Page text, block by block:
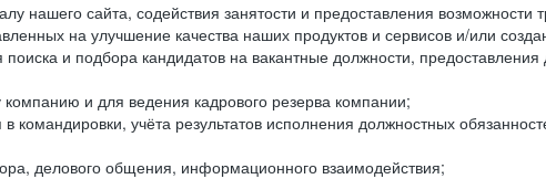
нашего сайта, содействия занятости и предоставления возможности
на улучшение качества наших продуктов и сервисов и/или
и подбора кандидатов на вакантные должности, предоставления
и для ведения кадрового резерва компании;
учёта результатов исполнения должностных
делового общения, информационного взаимодействия;